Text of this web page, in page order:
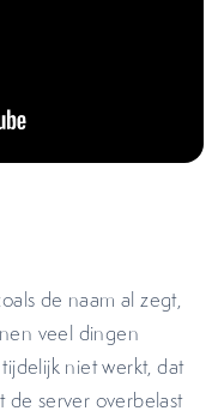
de naam al zegt,
veel dingen
niet werkt, dat
server overbelast